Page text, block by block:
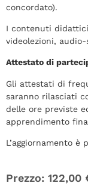
concordato).
I contenuti
videolezioni,
Attestato di
Gli attestati di
saranno rilasciati
delle ore previste
apprendimento
L’aggiornamento è
Prezzo: 122,00